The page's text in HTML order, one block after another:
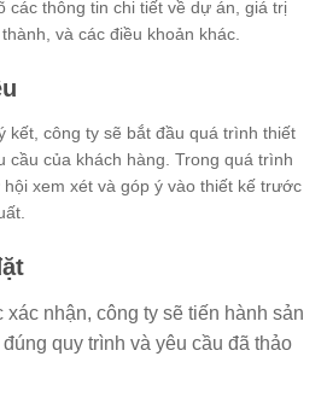
các thông tin chi tiết về dự án, giá trị
và các điều khoản khác.
kết, công ty sẽ bắt đầu quá trình thiết
cầu của khách hàng. Trong quá trình
xem xét và góp ý vào thiết kế trước
nhận, công ty sẽ tiến hành sản
quy trình và yêu cầu đã thảo